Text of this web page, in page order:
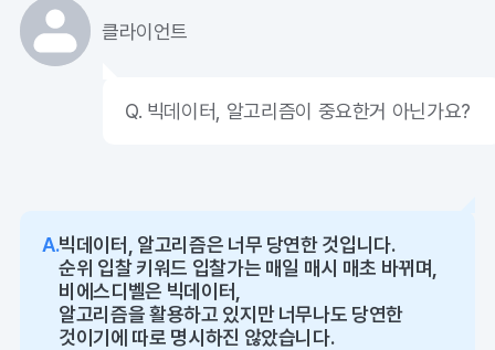
클라이언트
Q. 빅데이터, 알고리즘이 중요한거 아닌가요?
A.빅데이터, 알고리즘은 너무 당연한 것입니다.
순위 입찰 키워드 입찰가는 매일 매시 매초 바뀌며,
비에스디벨은 빅데이터,
알고리즘을 활용하고 있지만 너무나도 당연한
것이기에 따로 명시하진 않았습니다.